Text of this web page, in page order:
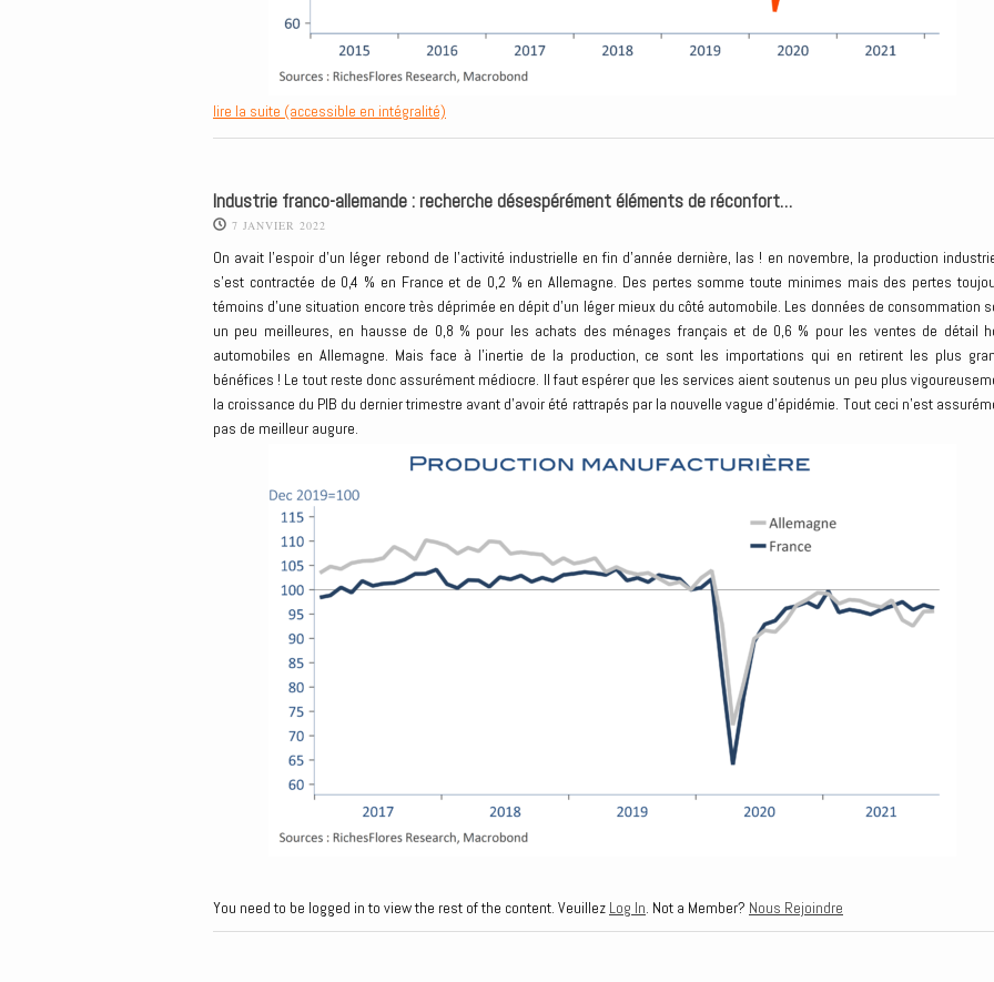
lire la suite (accessible en intégralité)
Industrie franco-allemande : recherche désespérément éléments de réconfort…
7 JANVIER 2022
On avait l’espoir d’un léger rebond de l’activité industrielle en fin d’année dernière, las ! en novembre, la production
s’est contractée de 0,4 % en France et de 0,2 % en Allemagne. Des pertes somme toute minimes mais des pertes
témoins d’une situation encore très déprimée en dépit d’un léger mieux du côté automobile. Les données de consommation
un peu meilleures, en hausse de 0,8 % pour les achats des ménages français et de 0,6 % pour les ventes de détail
automobiles en Allemagne. Mais face à l’inertie de la production, ce sont les importations qui en retirent les plus
bénéfices ! Le tout reste donc assurément médiocre. Il faut espérer que les services aient soutenus un peu plus
la croissance du PIB du dernier trimestre avant d’avoir été rattrapés par la nouvelle vague d’épidémie. Tout ceci n’est
pas de meilleur augure.
You need to be logged in to view the rest of the content. Veuillez Log In. Not a Member? Nous Rejoindre